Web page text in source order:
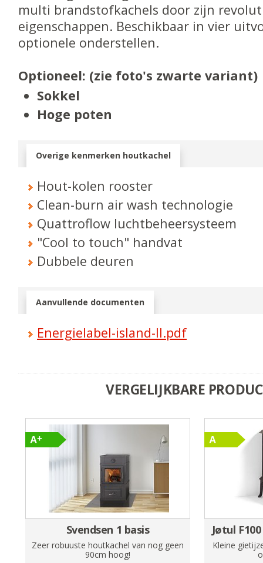
multi brandstofkachels door zijn
eigenschappen. Beschikbaar in vier
optionele onderstellen.
Optioneel: (zie foto's zwarte variant)
Sokkel
Hoge poten
Overige kenmerken houtkachel
Hout-kolen rooster
Clean-burn air wash technologie
Quattroflow luchtbeheersysteem
"Cool to touch" handvat
Dubbele deuren
Aanvullende documenten
Energielabel-island-II.pdf
VERGELIJKBARE
Svendsen 1 basis
Zeer robuuste houtkachel van nog geen
90cm hoog!
Jøtul
Kleine